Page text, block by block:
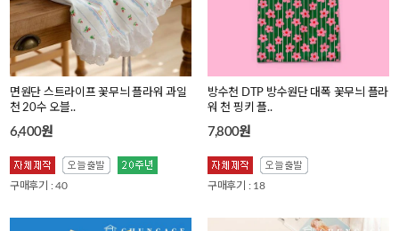
면원단 스트라이프 꽃무늬 플라워 과일
천 20수 오블..
6,400원
구매후기 : 40
방수천 DTP 방수원단 대폭 꽃무늬 플라
워 천 핑키 플..
7,800원
구매후기 : 18